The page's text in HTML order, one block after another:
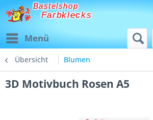
Bastelshop
Farbklecks
Menü
Übersicht Blumen
3D Motivbuch Rosen A5